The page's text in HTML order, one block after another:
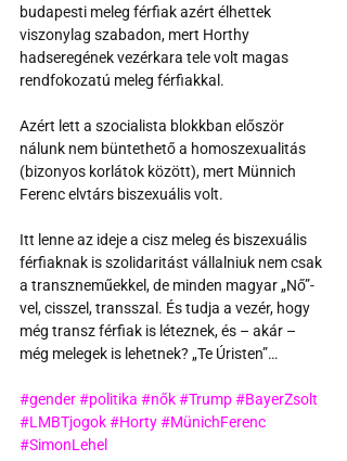
budapesti meleg férfiak azért élhettek
viszonylag szabadon, mert Horthy
hadseregének vezérkara tele volt magas
rendfokozatú meleg férfiakkal.
Azért lett a szocialista blokkban először
nálunk nem büntethető a homoszexualitás
(bizonyos korlátok között), mert Münnich
Ferenc elvtárs biszexuális volt.
Itt lenne az ideje a cisz meleg és biszexuális
férfiaknak is szolidaritást vállalniuk nem csak
a transzneműekkel, de minden magyar „Nő”-
vel, cisszel, transszal. És tudja a vezér, hogy
még transz férfiak is léteznek, és – akár –
még melegek is lehetnek? „Te Úristen”…
#gender#politika #nők#Trump#BayerZsolt
#LMBTjogok#Horty#MünichFerenc
#SimonLehel